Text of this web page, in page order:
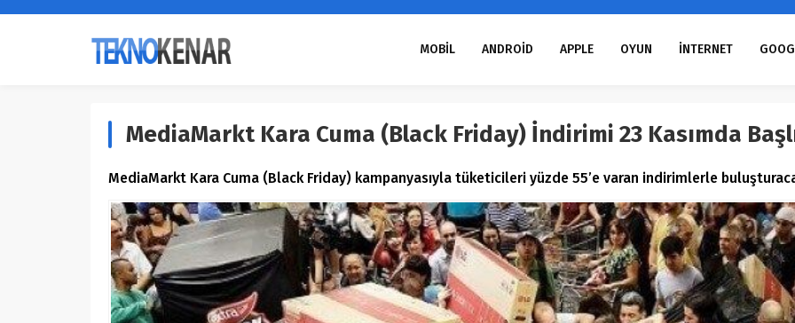
MOBİL ANDROİD APPLE OYUN İNTERNET
MediaMarkt Kara Cuma (Black Friday) İndirimi 23 Kasımda
MediaMarkt Kara Cuma (Black Friday) kampanyasıyla tüketicileri yüzde 55’e varan indirimlerle